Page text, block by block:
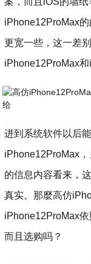
iPhone12ProMax
更宽一些，这一差
iPhone12ProMax
进到系统软件以后
iPhone12ProMax
的信息内容看来，
真实。那麼高仿
iPhone12ProMax
而且选购吗？